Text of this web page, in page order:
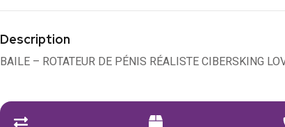
Description
BAILE – ROTATEUR DE PÉNIS RÉALISTE CIBERSKING